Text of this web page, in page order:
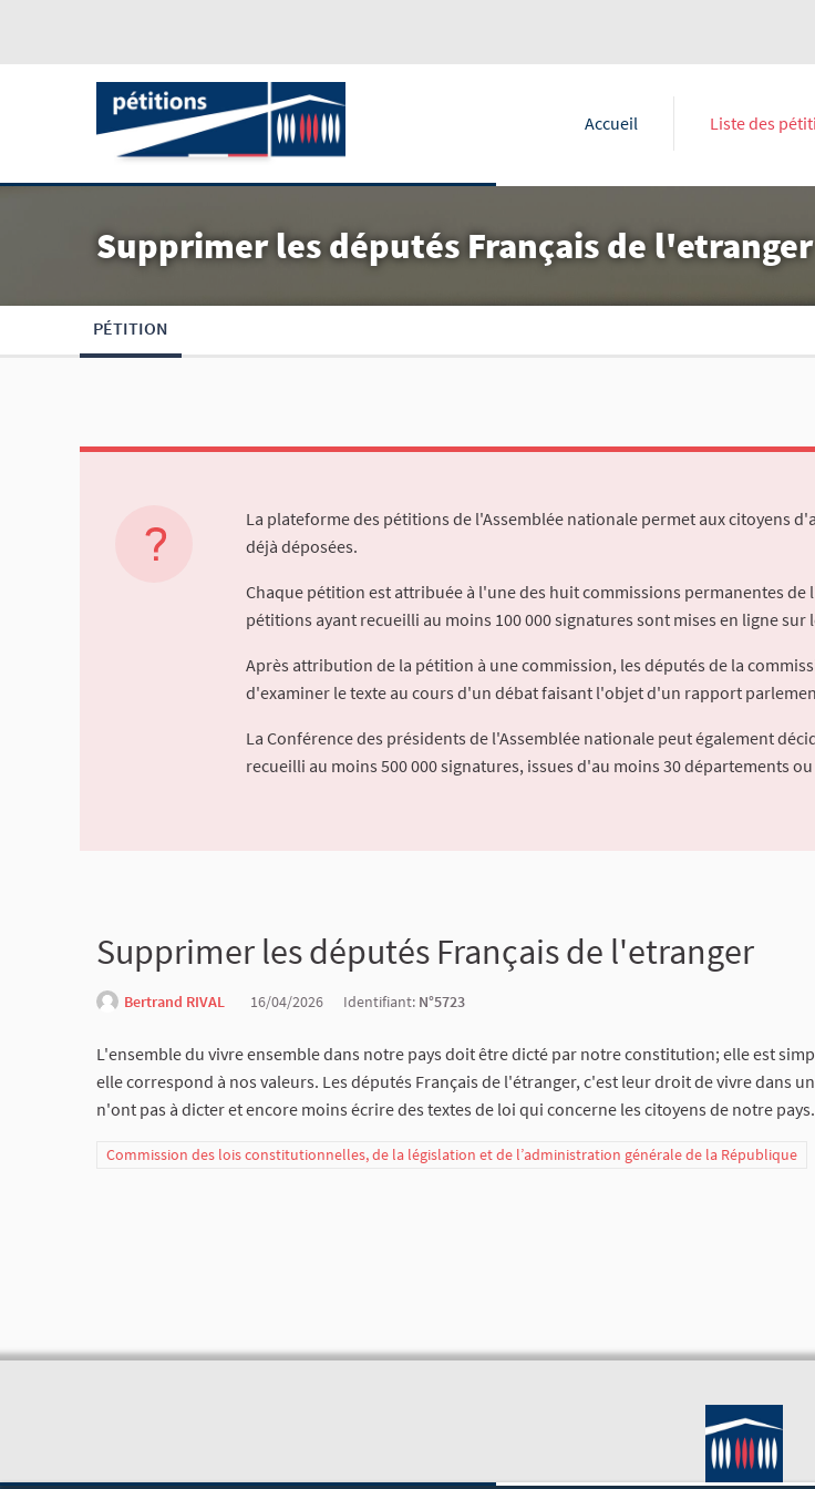
Accueil Liste des
Supprimer les députés Français de l'etranger
PÉTITION
La plateforme des pétitions de l'Assemblée nationale permet aux citoyens
déjà déposées.
Chaque pétition est attribuée à l'une des huit commissions permanentes
pétitions ayant recueilli au moins 100 000 signatures sont mises en ligne
Après attribution de la pétition à une commission, les députés de la
d'examiner le texte au cours d'un débat faisant l'objet d'un rapport
La Conférence des présidents de l'Assemblée nationale peut également
recueilli au moins 500 000 signatures, issues d'au moins 30 départements
Supprimer les députés Français de l'etranger
Bertrand RIVAL 16/04/2026 Identifiant: N°5723
L'ensemble du vivre ensemble dans notre pays doit être dicté par notre constitution; elle est
elle correspond à nos valeurs. Les députés Français de l'étranger, c'est leur droit de vivre dans
n'ont pas à dicter et encore moins écrire des textes de loi qui concerne les citoyens de notre pays.
Commission des lois constitutionnelles, de la législation et de l’administration générale de la République